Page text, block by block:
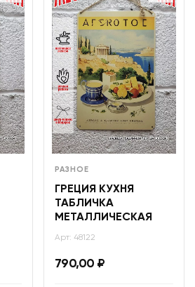
РАЗНОЕ
ГРЕЦИЯ КУХНЯ
ТАБЛИЧКА
МЕТАЛЛИЧЕСКАЯ
Арт: 48122
790,00 ₽